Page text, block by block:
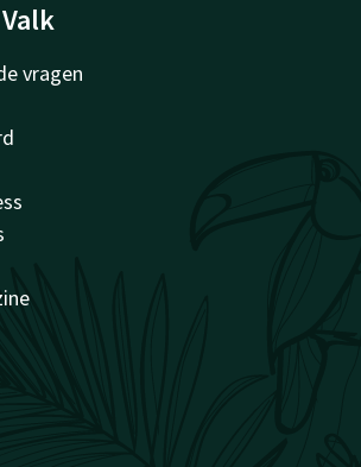
vragen